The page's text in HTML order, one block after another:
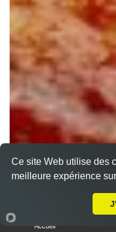
Accueil
Ce site Web utilise des
meilleure expérience